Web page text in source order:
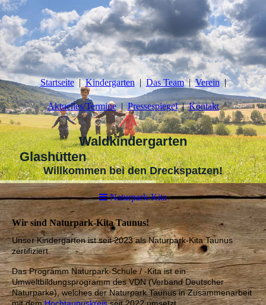
Startseite Kindergarten Das Team Verein
Aktuelles/Termine Pressespiegel Kontakt
Waldkindergarten
Glashütten
Willkommen bei den Dreckspatzen!
Naturpark-Kita
Wir sind Naturpark-Kita Taunus!
Unser Kindergarten ist seit 2023 als Naturpark-Kita Taunus
zertifiziert.
Das Programm Naturpark-Schule / -Kita ist ein
Umweltbildungsprogramm des VDN (Verband Deutscher
Naturparke), welches der Naturpark Taunus in Zusammenarbeit